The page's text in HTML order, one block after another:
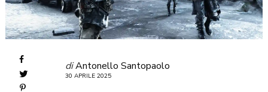
diAntonello Santopaolo
30 APRILE 2025